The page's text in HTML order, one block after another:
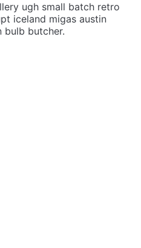
ugh small batch retro
iceland migas austin
bulb butcher.